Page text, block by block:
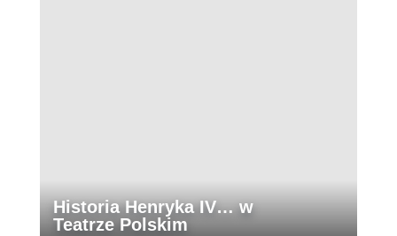
Historia Henryka IV… w
Teatrze Polskim